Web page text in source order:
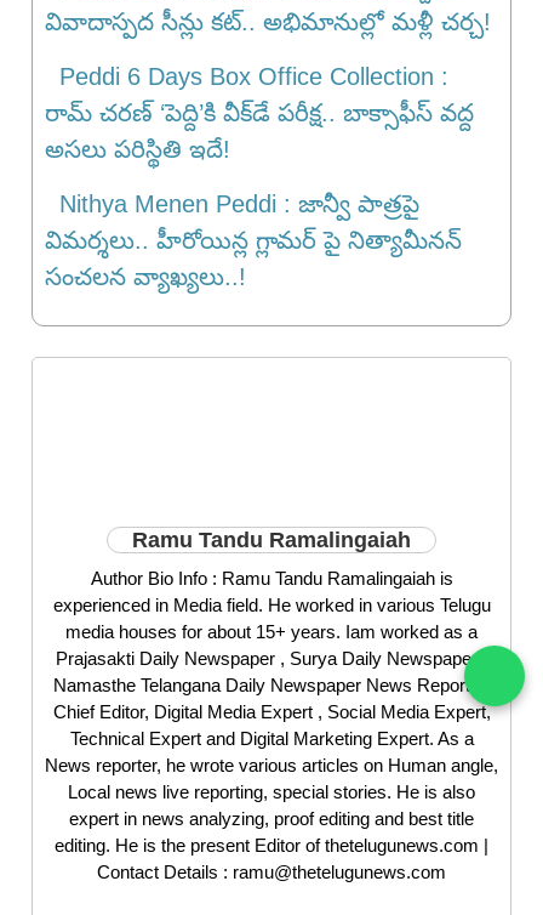
వివాదాస్పద సీన్లు కట్.. అభిమానుల్లో మళ్లీ చర్చ!
Peddi 6 Days Box Office Collection :
రామ్ చరణ్ ‘పెద్ది’కి వీక్‌డే పరీక్ష.. బాక్సాఫీస్ వద్ద
అసలు పరిస్థితి ఇదే!
Nithya Menen Peddi : జాన్వీ పాత్రపై
విమర్శలు.. హీరోయిన్ల గ్లామర్ పై నిత్యామీనన్
సంచలన వ్యాఖ్యలు..!
Ramu Tandu Ramalingaiah
Author Bio Info : Ramu Tandu Ramalingaiah is
experienced in Media field. He worked in various Telugu
media houses for about 15+ years. Iam worked as a
Prajasakti Daily Newspaper , Surya Daily Newspaper ,
Namasthe Telangana Daily Newspaper News Reporter,
Chief Editor, Digital Media Expert , Social Media Expert,
Technical Expert and Digital Marketing Expert. As a
News reporter, he wrote various articles on Human angle,
Local news live reporting, special stories. He is also
expert in news analyzing, proof editing and best title
editing. He is the present Editor of thetelugunews.com |
Contact Details : ramu@thetelugunews.com